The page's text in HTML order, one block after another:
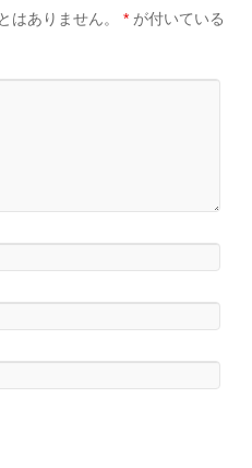
はありません。 * が付いている